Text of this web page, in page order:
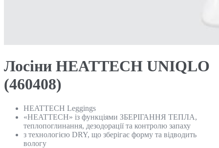
Лосіни HEATTECH UNIQLO
(460408)
HEATTECH Leggings
«HEATTECH» із функціями ЗБЕРІГАННЯ ТЕПЛА,
теплопоглинання, дезодорації та контролю запаху
з технологією DRY, що зберігає форму та відводить
вологу